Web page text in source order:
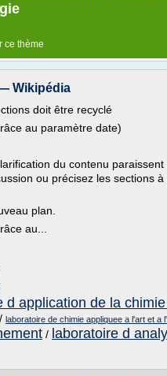
ce thème
Wikipédia
doit être recyclé
au paramètre date)
du contenu
ou précisez les sections
plan.
au...
d application de la
/ laboratoire de chimie appliquee a l'art et a
/ laboratoire d